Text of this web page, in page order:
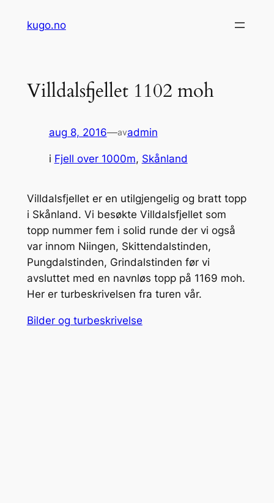
kugo.no
Villdalsfjellet 1102 moh
aug 8, 2016—avadmin
i Fjell over 1000m, Skånland
Villdalsfjellet er en utilgjengelig og bratt topp
i Skånland. Vi besøkte Villdalsfjellet som
topp nummer fem i solid runde der vi også
var innom Niingen, Skittendalstinden,
Pungdalstinden, Grindalstinden før vi
avsluttet med en navnløs topp på 1169 moh.
Her er turbeskrivelsen fra turen vår.
Bilder og turbeskrivelse